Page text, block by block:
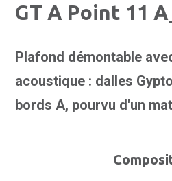
GT A Point 11
Plafond démontable
acoustique : dalles
bords A, pourvu d'un